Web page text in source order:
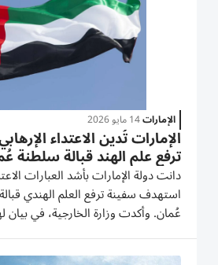
الإمارات14 مايو 2026
الإمارات تُدين الاعتداء
ترفع علم الهند قبالة سلطنة
دانت دولة الإمارات بأشد العبارات
استهدف سفينة ترفع العلم الهندي
عُمان. وأكدت وزارة الخارجية، في بيان
يمثل تهديداً جسيماً لسلامة الملاحة
يستهدف تقويض استقرار الممرات